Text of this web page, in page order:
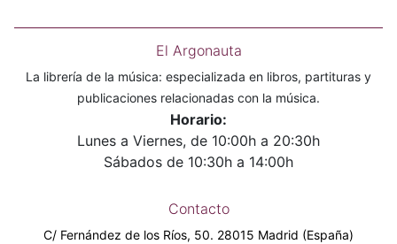
El Argonauta
La librería de la música: especializada en libros, partituras y
publicaciones relacionadas con la música.
Horario:
Lunes a Viernes, de 10:00h a 20:30h
Sábados de 10:30h a 14:00h
Contacto
C/ Fernández de los Ríos, 50. 28015 Madrid (España)